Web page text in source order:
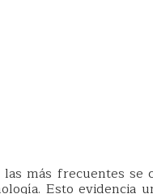
más frecuentes se
Esto evidencia